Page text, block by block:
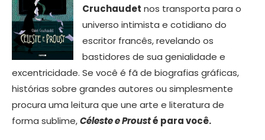
Cruchaudet nos transporta para o
universo intimista e cotidiano do
escritor francês, revelando os
bastidores de sua genialidade e
excentricidade. Se você é fã de biografias gráficas,
histórias sobre grandes autores ou simplesmente
procura uma leitura que une arte e literatura de
forma sublime,Céleste e Prousté para você.